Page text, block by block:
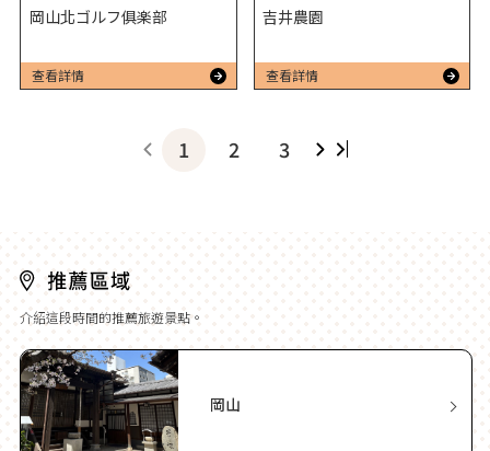
岡山北ゴルフ俱楽部
查看詳情
吉井農園
查看詳情
1 2 3
介紹這段時間的推薦旅遊景點。
岡山